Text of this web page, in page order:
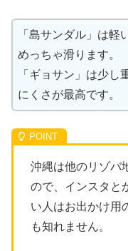
「島サンダル」は軽
めっちゃ滑ります。
「ギョサン」は少し
にくさが最高です。
沖縄は他のリゾバ
ので、インスタと
い人はお出かけ用
も知れません。